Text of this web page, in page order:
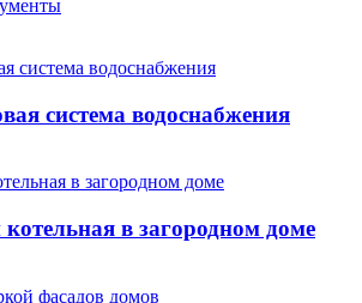
система водоснабжения
в загородном доме